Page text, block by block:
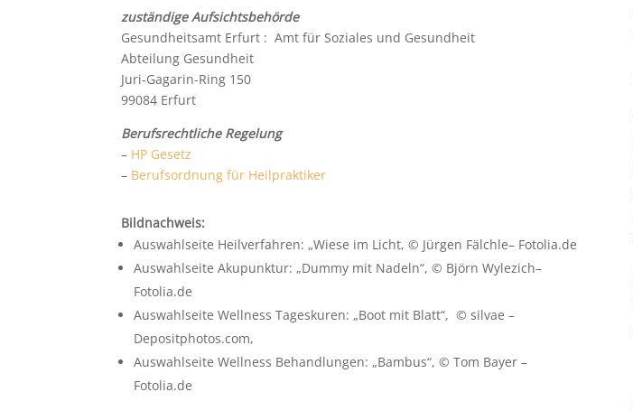
zuständige Aufsichtsbehörde
Gesundheitsamt Erfurt : Amt für Soziales und Gesundheit
Abteilung Gesundheit
Juri-Gagarin-Ring 150
99084 Erfurt
Berufsrechtliche Regelung
– HP Gesetz
– Berufsordnung für Heilpraktiker
Bildnachweis:
Auswahlseite Heilverfahren: „Wiese im Licht, © Jürgen Fälchle– Fotolia.de
Auswahlseite Akupunktur: „Dummy mit Nadeln“, © Björn Wylezich–
Fotolia.de
Auswahlseite Wellness Tageskuren: „Boot mit Blatt“, © silvae –
Depositphotos.com,
Auswahlseite Wellness Behandlungen: „Bambus“, © Tom Bayer –
Fotolia.de